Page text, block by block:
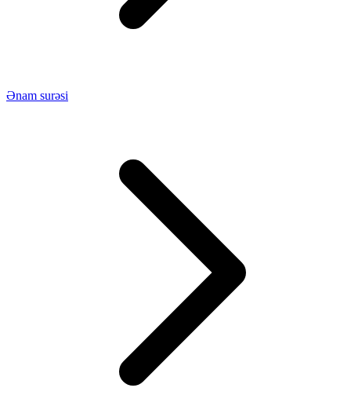
Ənam surəsi